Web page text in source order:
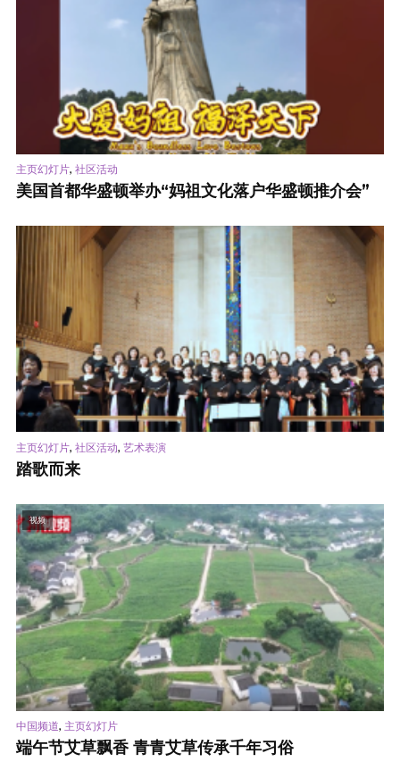
主页幻灯片, 社区活动
美国首都华盛顿举办“妈祖文化落户华盛顿推介会”
主页幻灯片, 社区活动, 艺术表演
踏歌而来
视频
中国频道, 主页幻灯片
端午节艾草飘香 青青艾草传承千年习俗